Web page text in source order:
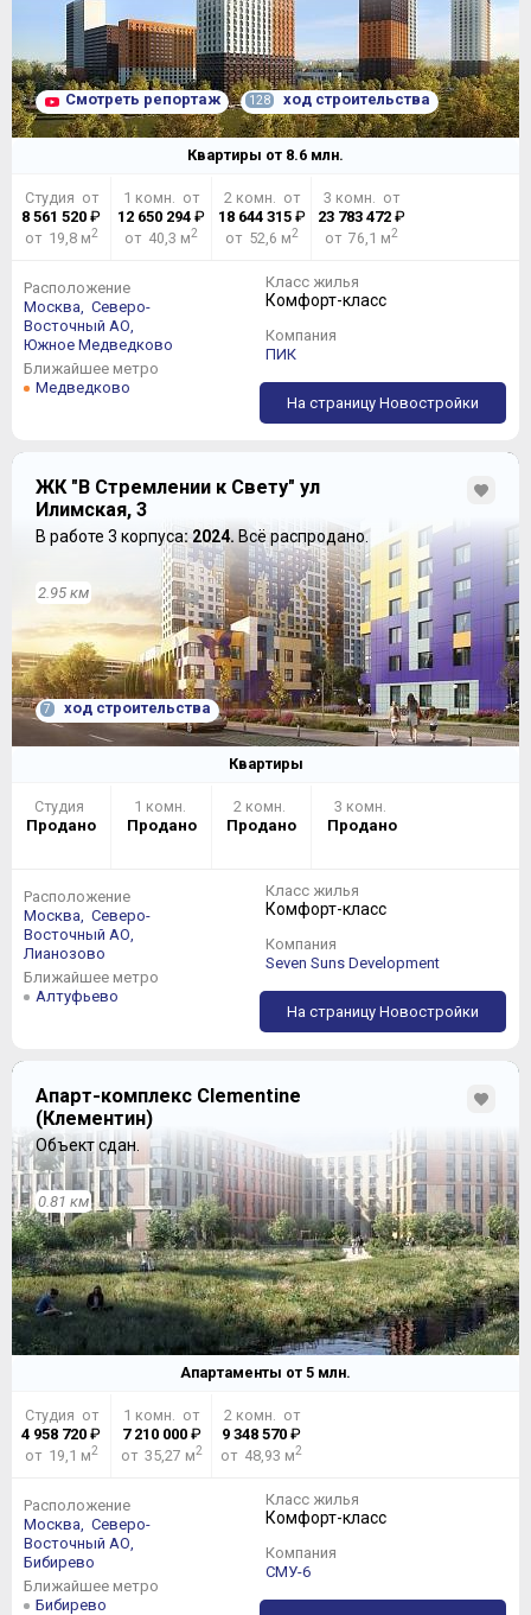
Смотреть репортаж 128 ход строительства
Квартиры от 8.6 млн.
Студия от
8 561 520 ₽
от 19,8 м2
1 комн. от
12 650 294 ₽
от 40,3 м2
2 комн. от
18 644 315₽
от 52,6 м2
3 комн. от
23 783 472 ₽
от 76,1 м2
Расположение
Москва,
Северо-
Восточный АО,
Южное Медведково
Ближайшее метро
Медведково
Класс жилья
Комфорт-класс
Компания
ПИК
На страницу Новостройки
ЖК "В Стремлении к Свету" ул
Илимская, 3
В работе 3 корпуса: 2024. Всё распродано.
2.95 км
7 ход строительства
Квартиры
Студия
Продано
1 комн.
Продано
2 комн.
Продано
3 комн.
Продано
Расположение
Москва,
Северо-
Восточный АО,
Лианозово
Ближайшее метро
Алтуфьево
Класс жилья
Комфорт-класс
Компания
Seven Suns Development
На страницу Новостройки
Апарт-комплекс Clementine
(Клементин)
Объект сдан.
0.81 км
Апартаменты от 5 млн.
Студия от
4 958 720 ₽
от 19,1 м2
1 комн. от
7 210 000₽
от 35,27 м2
2 комн. от
9 348 570 ₽
от 48,93 м2
Расположение
Москва,
Северо-
Восточный АО,
Бибирево
Ближайшее метро
Бибирево
Класс жилья
Комфорт-класс
Компания
СМУ-6